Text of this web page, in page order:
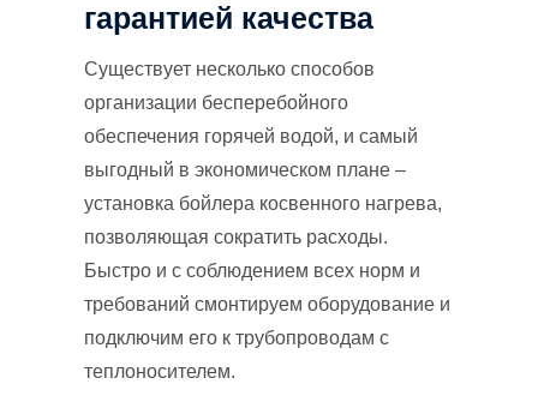
гарантией качества
Существует несколько способов
организации бесперебойного
обеспечения горячей водой, и самый
выгодный в экономическом плане –
установка бойлера косвенного нагрева,
позволяющая сократить расходы.
Быстро и с соблюдением всех норм и
требований смонтируем оборудование и
подключим его к трубопроводам с
теплоносителем.